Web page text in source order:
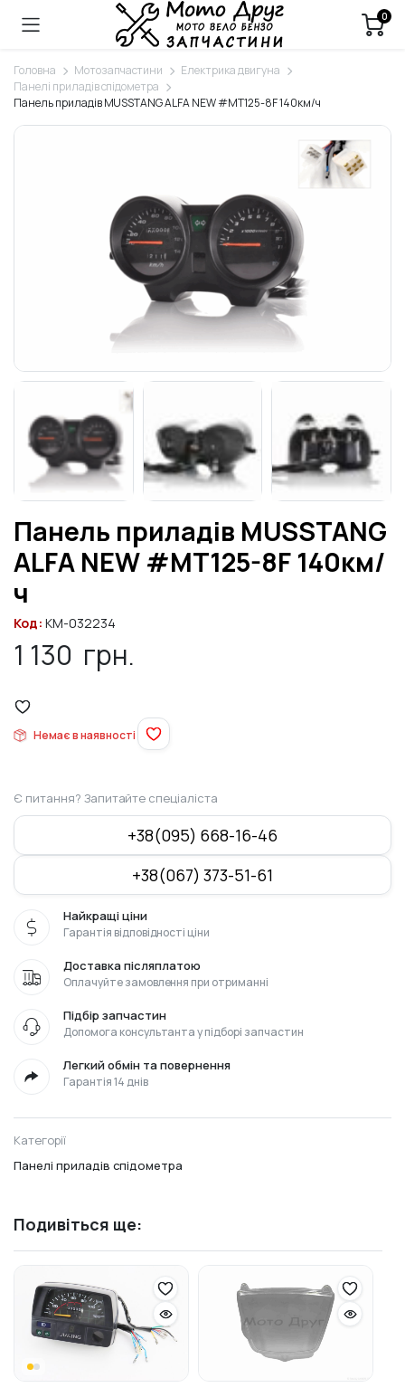
0
Головна Мотозапчастини
Електрика двигуна
Панелі приладів спідометра
Панель приладів MUSSTANG ALFA NEW #MT125-8F 140км/ч
Панель приладів MUSSTANG
ALFA NEW #MT125-8F 140км/
ч
Код: KM-032234
1 130 грн.
Немає в наявності
Є питання? Запитайте спеціаліста
+38(095) 668-16-46
+38(067) 373-51-61
Найкращі ціни
Гарантія відповідності ціни
Доставка післяплатою
Оплачуйте замовлення при отриманні
Підбір запчастин
Допомога консультанта у підборі запчастин
Легкий обмін та повернення
Гарантія 14 днів
Категорії
Панелі приладів спідометра
Подивіться ще: